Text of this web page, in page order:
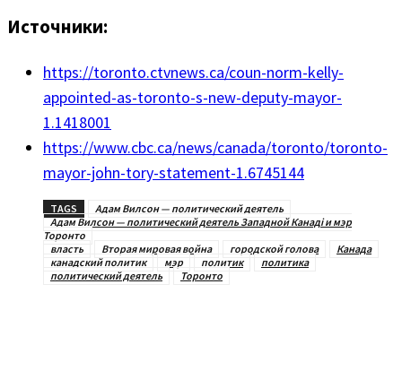
Источники:
https://toronto.ctvnews.ca/coun-norm-kelly-
appointed-as-toronto-s-new-deputy-mayor-
1.1418001
https://www.cbc.ca/news/canada/toronto/toronto-
mayor-john-tory-statement-1.6745144
TAGS
Адам Вилсон — политический деятель
Адам Вилсон — политический деятель Западной Канаді и мэр
Торонто
власть
Вторая мировая война городской голова
Канада
канадский политик
мэр политик
политика
политический деятель
Торонто